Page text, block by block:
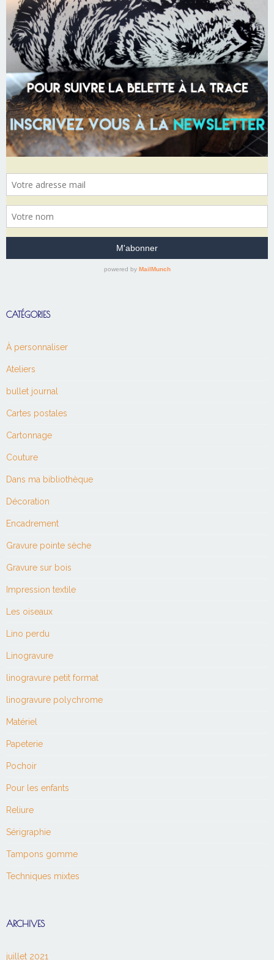
CATÉGORIES
À personnaliser
Ateliers
bullet journal
Cartes postales
Cartonnage
Couture
Dans ma bibliothèque
Décoration
Encadrement
Gravure pointe sèche
Gravure sur bois
Impression textile
Les oiseaux
Lino perdu
Linogravure
linogravure petit format
linogravure polychrome
Matériel
Papeterie
Pochoir
Pour les enfants
Reliure
Sérigraphie
Tampons gomme
Techniques mixtes
ARCHIVES
juillet 2021